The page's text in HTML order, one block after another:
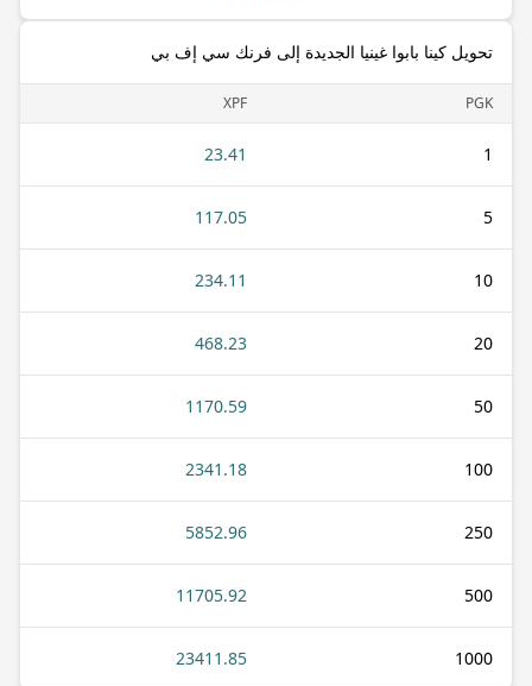
تحويل كينا بابوا غينيا الجديدة إلى فرنك سي إف بي
PGK
XPF
1
23.41
5
117.05
10
234.11
20
468.23
50
1170.59
100
2341.18
250
5852.96
500
11705.92
1000
23411.85